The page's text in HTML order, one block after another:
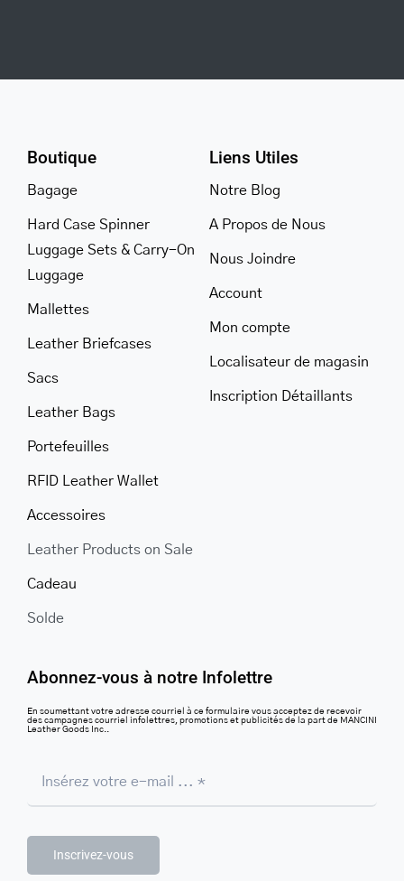
Boutique
Bagage
Hard Case Spinner
Luggage Sets & Carry-On
Luggage
Mallettes
Leather Briefcases
Sacs
Leather Bags
Portefeuilles
RFID Leather Wallet
Accessoires
Leather Products on Sale
Cadeau
Solde
Liens Utiles
Notre Blog
A Propos de Nous
Nous Joindre
Account
Mon compte
Localisateur de magasin
Inscription Détaillants
Abonnez-vous à notre Infolettre
En soumettant votre adresse courriel à ce formulaire vous acceptez de recevoir
des campagnes courriel infolettres, promotions et publicités de la part de MANCINI
Leather Goods Inc..
Inscrivez-vous